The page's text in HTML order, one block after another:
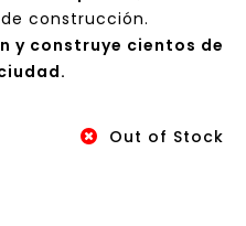
construcción.
y construye cientos de
Out of Stock